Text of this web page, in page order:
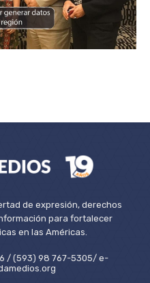
de expresión, derechos
para fortalecer
en las Américas.
/ (593) 98 767-5305/ e-